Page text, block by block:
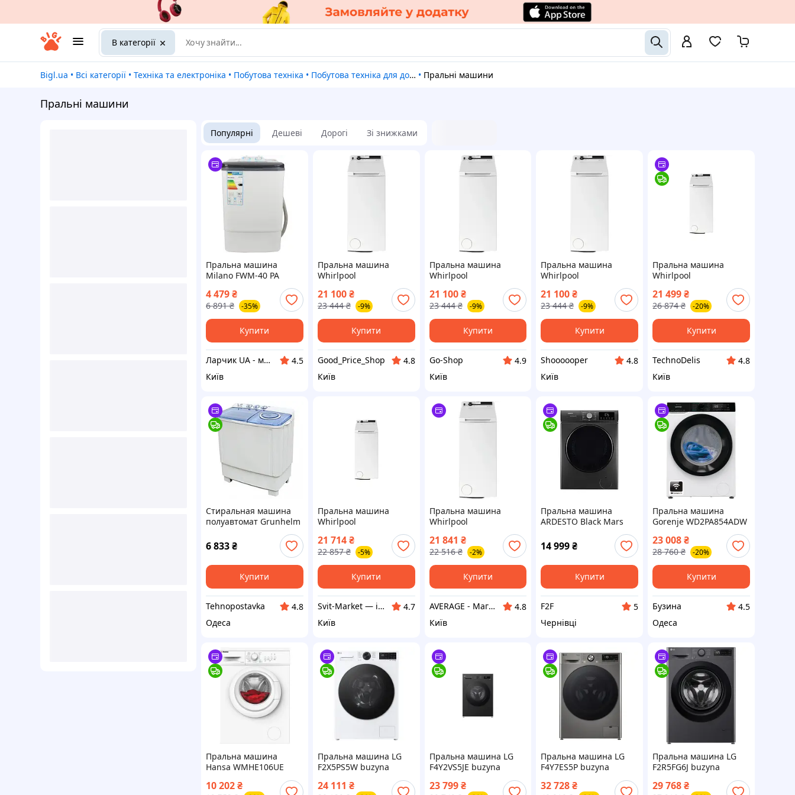
В категорії
Bigl.ua • Всі категорії • Техніка та електроніка • Побутова техніка • Побутова техніка для дому • Пральні машини
Пральні машини
Популярні Дешеві Дорогі Зі знижками
Пральна машина
Milano FWM-40 PA
4 479₴
6 891 ₴ -35%
Купити
Ларчик UA - магазин трендових товарів
4.5
Київ
Пральна машина
Whirlpool
21 100₴
23 444 ₴ -9%
Купити
Good_Price_Shop
4.8
Київ
Пральна машина
Whirlpool
21 100 ₴
23 444 ₴ -9%
Купити
Go-Shop
4.9
Київ
Пральна машина
Whirlpool
21 100₴
23 444 ₴ -9%
Купити
Shoooooper
4.8
Київ
Пральна машина
Whirlpool
21 499₴
26 874 ₴ -20%
Купити
TechnoDelis
4.8
Київ
Стиральная машина
полуавтомат Grunhelm
6 833₴
Купити
Tehnopostavka
4.8
Одеса
Пральна машина
Whirlpool
21 714₴
22 857 ₴ -5%
Купити
Svit-Market — інтернет супермаркет
4.7
Київ
Пральна машина
Whirlpool
Гарантія!
21 841 ₴
22 516 ₴ -2%
Купити
AVERAGE - Магазин Без предоплати
4.8
Київ
Пральна машина
ARDESTO Black Mars
14 999₴
Купити
F2F
5
Чернівці
Пральна машина
Gorenje WD2PA854ADW
23 008₴
28 760 ₴ -20%
Купити
Бузина
4.5
Одеса
Пральна машина
Hansa WMHE106UE
10 202₴
Пральна машина LG
F2X5PS5W buzyna
24 111 ₴
Пральна машина LG
F4Y2VS5JE buzyna
23 799 ₴
Пральна машина LG
F4Y7ES5P buzyna
32 728₴
Пральна машина LG
F2R5FG6J buzyna
29 768₴